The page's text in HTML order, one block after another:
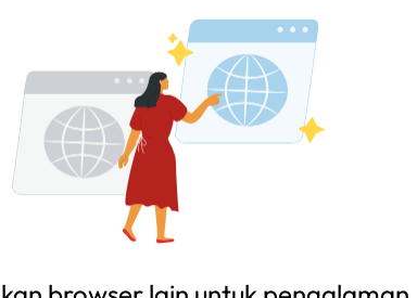
Mobil Lain?